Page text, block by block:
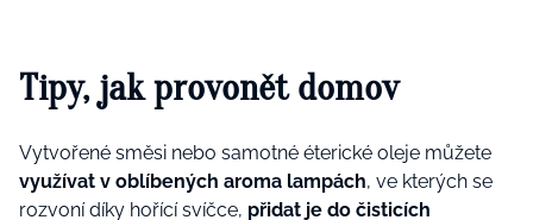
Tipy, jak provonět domov
Vytvořené směsi nebo samotné éterické oleje můžete
využívat v oblíbených aroma lampách, ve kterých se
rozvoní díky hořící svíčce, přidat je do čisticích